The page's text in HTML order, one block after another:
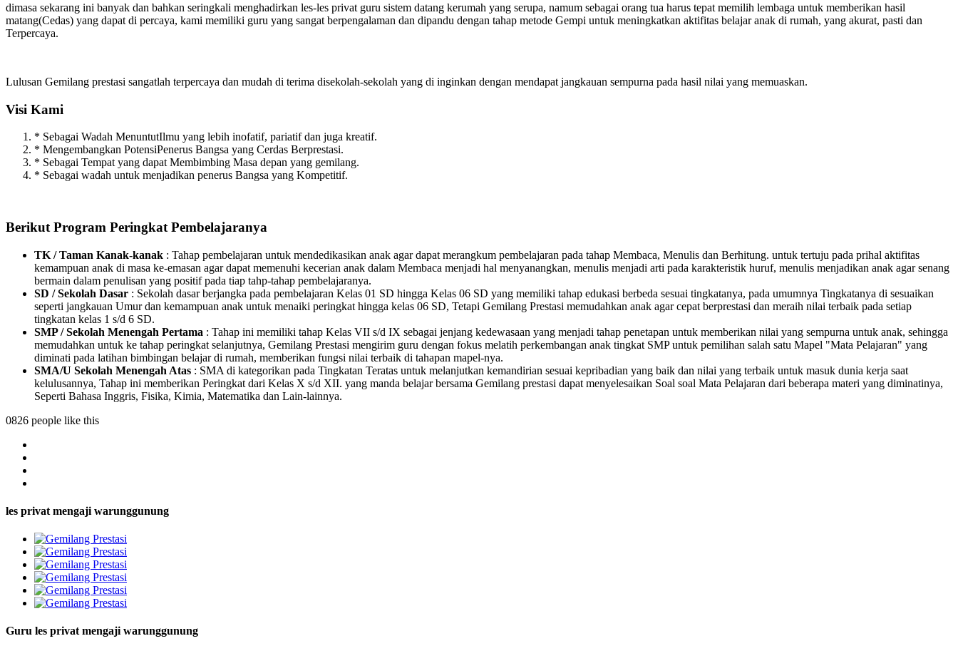
dimasa sekarang ini banyak dan bahkan seringkali menghadirkan les-les privat guru sistem datang kerumah yang serupa, namum sebagai orang tua harus tepat memilih lembaga untuk memberikan hasil
matang(Cedas) yang dapat di percaya, kami memiliki guru yang sangat berpengalaman dan dipandu dengan tahap metode Gempi untuk meningkatkan aktifitas belajar anak di rumah, yang akurat, pasti dan
Terpercaya.
Lulusan Gemilang prestasi sangatlah terpercaya dan mudah di terima disekolah-sekolah yang di inginkan dengan mendapat jangkauan sempurna pada hasil nilai yang memuaskan.
Visi Kami
* Sebagai Wadah MenuntutIlmu yang lebih inofatif, pariatif dan juga kreatif.
* Mengembangkan PotensiPenerus Bangsa yang Cerdas Berprestasi.
* Sebagai Tempat yang dapat Membimbing Masa depan yang gemilang.
* Sebagai wadah untuk menjadikan penerus Bangsa yang Kompetitif.
Berikut Program Peringkat Pembelajaranya
TK / Taman Kanak-kanak : Tahap pembelajaran untuk mendedikasikan anak agar dapat merangkum pembelajaran pada tahap Membaca, Menulis dan Berhitung. untuk tertuju pada prihal aktifitas
kemampuan anak di masa ke-emasan agar dapat memenuhi kecerian anak dalam Membaca menjadi hal menyanangkan, menulis menjadi arti pada karakteristik huruf, menulis menjadikan anak agar senang
bermain dalam penulisan yang positif pada tiap tahp-tahap pembelajaranya.
SD / Sekolah Dasar : Sekolah dasar berjangka pada pembelajaran Kelas 01 SD hingga Kelas 06 SD yang memiliki tahap edukasi berbeda sesuai tingkatanya, pada umumnya Tingkatanya di sesuaikan
seperti jangkauan Umur dan kemampuan anak untuk menaiki peringkat hingga kelas 06 SD, Tetapi Gemilang Prestasi memudahkan anak agar cepat berprestasi dan meraih nilai terbaik pada setiap
tingkatan kelas 1 s/d 6 SD.
SMP / Sekolah Menengah Pertama : Tahap ini memiliki tahap Kelas VII s/d IX sebagai jenjang kedewasaan yang menjadi tahap penetapan untuk memberikan nilai yang sempurna untuk anak, sehingga
memudahkan untuk ke tahap peringkat selanjutnya, Gemilang Prestasi mengirim guru dengan fokus melatih perkembangan anak tingkat SMP untuk pemilihan salah satu Mapel "Mata Pelajaran" yang
diminati pada latihan bimbingan belajar di rumah, memberikan fungsi nilai terbaik di tahapan mapel-nya.
SMA/U Sekolah Menengah Atas : SMA di kategorikan pada Tingkatan Teratas untuk melanjutkan kemandirian sesuai kepribadian yang baik dan nilai yang terbaik untuk masuk dunia kerja saat
kelulusannya, Tahap ini memberikan Peringkat dari Kelas X s/d XII. yang manda belajar bersama Gemilang prestasi dapat menyelesaikan Soal soal Mata Pelajaran dari beberapa materi yang diminatinya,
Seperti Bahasa Inggris, Fisika, Kimia, Matematika dan Lain-lainnya.
0826 people like this
les privat mengaji warunggunung
Guru les privat mengaji warunggunung